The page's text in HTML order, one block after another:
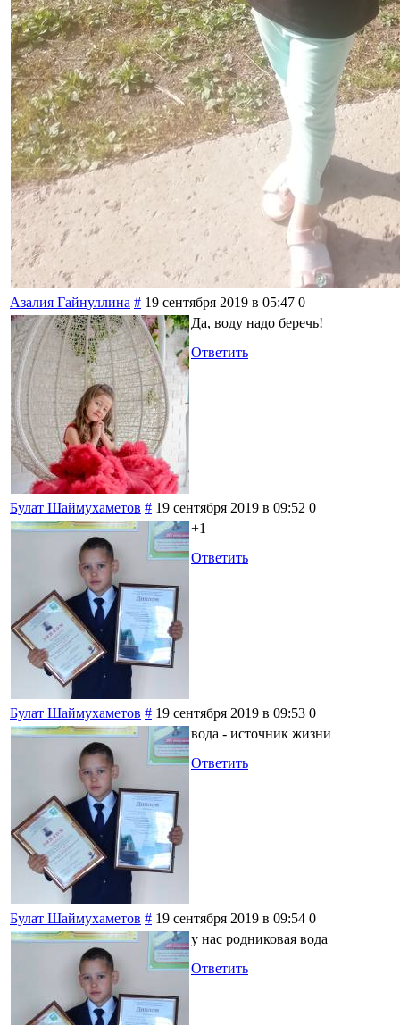
Азалия Гайнуллина # 19 сентября 2019 в 05:47 0
Да, воду надо беречь!
Ответить
Булат Шаймухаметов # 19 сентября 2019 в 09:52 0
+1
Ответить
Булат Шаймухаметов # 19 сентября 2019 в 09:53 0
вода - источник жизни
Ответить
Булат Шаймухаметов # 19 сентября 2019 в 09:54 0
у нас родниковая вода
Ответить